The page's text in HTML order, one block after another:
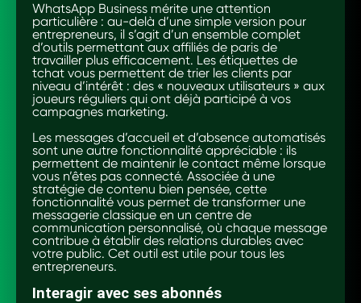
WhatsApp Business mérite une attention
particulière : au-delà d’une simple version pour
entrepreneurs, il s’agit d’un ensemble complet
d’outils permettant aux affiliés de paris de
travailler plus efficacement. Les étiquettes de
tchat vous permettent de trier les clients par
niveau d’intérêt : des « nouveaux utilisateurs » aux
joueurs réguliers qui ont déjà participé à vos
campagnes marketing.
Les messages d’accueil et d’absence automatisés
sont une autre fonctionnalité appréciable : ils
permettent de maintenir le contact même lorsque
vous n’êtes pas connecté. Associée à une
stratégie de contenu bien pensée, cette
fonctionnalité vous permet de transformer une
messagerie classique en un centre de
communication personnalisé, où chaque message
contribue à établir des relations durables avec
votre public. Cet outil est utile pour tous les
entrepreneurs.
Interagir avec ses abonnés